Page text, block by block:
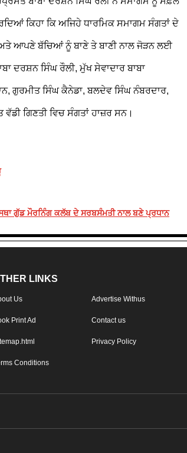
ਕਿਹਾ ਕਿ ਅਜਿਹੇ ਧਾਰਮਿਕ ਸਮਾਗਮ ਸੰਗਤਾਂ ਦੇ
ਆਪਣੇ ਬੱਚਿਆਂ ਨੂੰ ਬਾਣੇ ਤੇ ਬਾਣੀ ਨਾਲ ਜੋੜਨ ਲਈ
ਦਰਸ਼ਨ ਸਿੰਘ ਰੌਲੀ, ਮੁੱਖ ਸੇਵਾਦਾਰ ਬਾਬਾ
ਗੁਰਮੀਤ ਸਿੰਘ ਕੈਨੇਡਾ, ਬਲਦੇਵ ਸਿੰਘ ਨੰਬਰਦਾਰ,
ਗਿਣਤੀ ਵਿਚ ਸੰਗਤਾਂ ਹਾਜ਼ਰ ਸਨ।
ਗੁੱਡ ਮੌਰਨਿੰਗ ਕਲੱਬ ਦੇ ਸਰਬਸੰਮਤੀ ਨਾਲ ਬਣੇ ਪ੍ਰਧਾਨ
LINKS
Us Advertise Withus
Print Ad Contact us
Privacy Policy
Conditions